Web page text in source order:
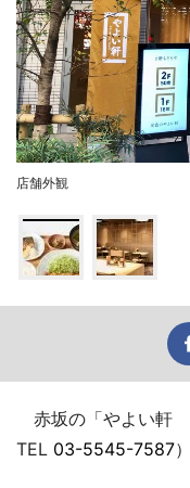
店舗外観
赤坂の「やよい軒
TEL 03-5545-7587